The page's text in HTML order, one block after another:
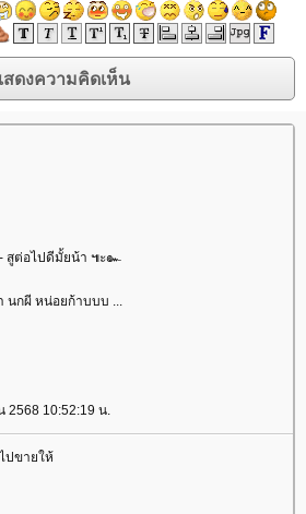
สูต่อไปดีมั้ยน้า ๚ะ๛
นกผี หน่อยก้าบบบ ...
2568 10:52:19 น.
ปขายให้